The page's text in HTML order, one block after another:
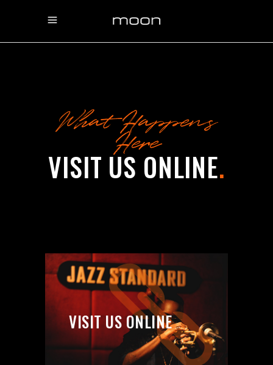
What Happens
Here
VISIT US ONLINE.
VISIT US ONLINE